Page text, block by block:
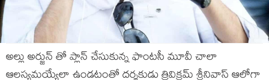
అల్లు అర్జున్ తో ప్లాన్ చేసుకున్న ఫాంటసీ మూవీ చాలా
ఆలస్యమయ్యేలా ఉండటంతో దర్శకుడు త్రివిక్రమ్ శ్రీనివాస్ ఆలోగా